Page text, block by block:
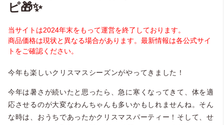
ピ🎁✨
当サイトは2024年末をもって運営を終了しております。
商品価格は現状と異なる場合があります。最新情報は各公式サイ
トをご確認ください。
今年も楽しいクリスマスシーズンがやってきました！
今年は暑さが続いたと思ったら、急に寒くなってきて、体を適
応させるのが大変なわんちゃんも多いかもしれませんね。そん
な時は、おうちであったかクリスマスパーティー！そして、せ